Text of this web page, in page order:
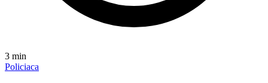
3 min
Policiaca